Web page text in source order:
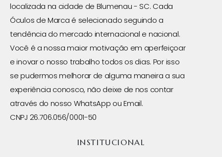
localizada na cidade de Blumenau - SC. Cada
Óculos de Marca é selecionado seguindo a
tendência do mercado internacional e nacional.
Você é a nossa maior motivação em aperfeiçoar
e inovar o nosso trabalho todos os dias. Por isso
se pudermos melhorar de alguma maneira a sua
experiência conosco, não deixe de nos contar
através do nosso WhatsApp ou Email.
CNPJ 26.706.056/0001-50
INSTITUCIONAL